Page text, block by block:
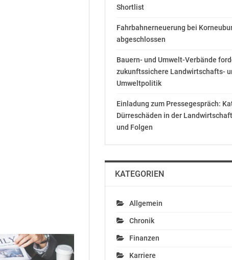
Shortlist
Fahrbahnerneuerung bei
abgeschlossen
Bauern- und Umwelt-Verbände
zukunftssichere Landwirtschafts-
Umweltpolitik
Einladung zum Pressegespräch:
Dürreschäden in der
und Folgen
KATEGORIEN
Allgemein
Chronik
Finanzen
Karriere